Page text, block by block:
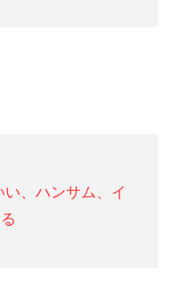
、ハンサム、イ